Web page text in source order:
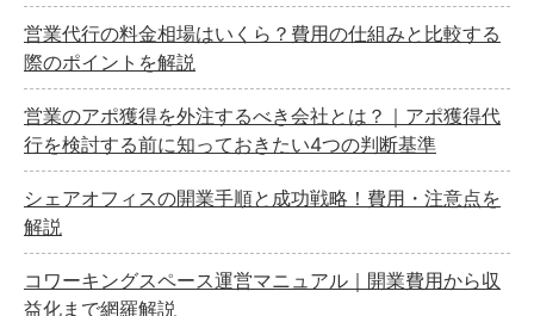
営業代行の料金相場はいくら？費用の仕組みと比較する
際のポイントを解説
営業のアポ獲得を外注するべき会社とは？｜アポ獲得代
行を検討する前に知っておきたい4つの判断基準
シェアオフィスの開業手順と成功戦略！費用・注意点を
解説
コワーキングスペース運営マニュアル｜開業費用から収
益化まで網羅解説